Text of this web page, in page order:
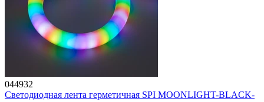
044932
Светодиодная лента герметичная SPI MOONLIGHT-BLACK-